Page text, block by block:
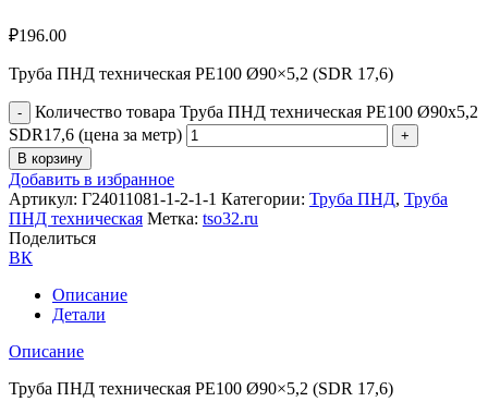
₽196.00
Труба ПНД техническая РЕ100 Ø90×5,2 (SDR 17,6)
Количество товара Труба ПНД техническая РЕ100 Ø90x5,2
SDR17,6 (цена за метр)
В корзину
Добавить в избранное
Артикул: Г24011081-1-2-1-1 Категории: Труба ПНД, Труба
ПНД техническая Метка: tso32.ru
Поделиться
ВК
Описание
Детали
Описание
Труба ПНД техническая РЕ100 Ø90×5,2 (SDR 17,6)